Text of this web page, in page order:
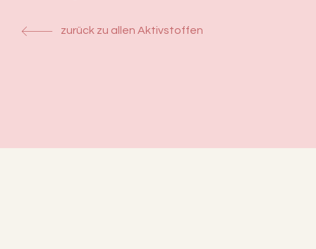
zurück zu allen Aktivstoffen